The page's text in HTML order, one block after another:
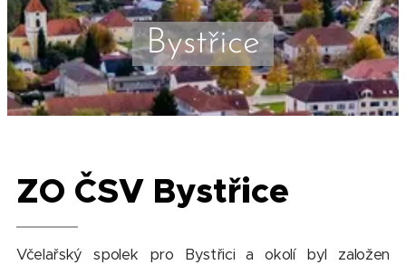
Bystřice
ZO ČSV Bystřice
Včelařský spolek pro Bystřici a okolí byl založen